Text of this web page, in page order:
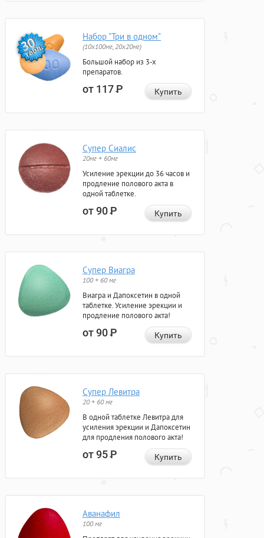
Набор "Три в одном"
(10x100мг, 20x20мг)
Большой набор из 3-х
препаратов.
от 117Р Купить
Супер Сиалис
20мг + 60мг
Усиление эрекции до 36 часов и
продление полового акта в
одной таблетке.
от 90Р Купить
Супер Виагра
100 + 60 мг
Виагра и Дапоксетин в одной
таблетке. Усиление эрекции и
продление полового акта!
от 90Р Купить
Супер Левитра
20 + 60 мг
В одной таблетке Левитра для
усиления эрекции и Дапоксетин
для продления полового акта!
от 95Р Купить
Аванафил
100 мг